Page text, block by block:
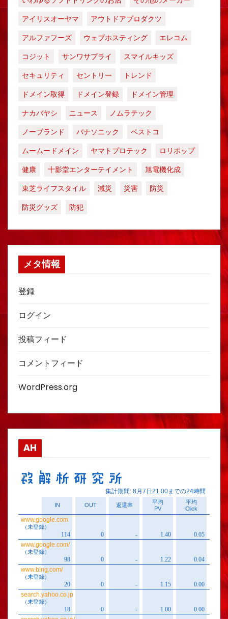
アイリスオーヤマ
アウトドアプロダクツ
アルファフーズ
ウェブホスティング
エレコム
コジット
サンワサプライ
スマイルキッズ
セキュリティ
セントリー
トレンド
ドメイン取得
ドメイン登録
ドメイン管理
ナカバヤシ
ニュース
ノムラテック
ノーブランド
パナソニック
ベストコ
ムームードメイン
ヤマトプロテック
ロリポップ
健康
十影堂エンターテイメント
旭電機化成
東芝ライフスタイル
減災 災害
防災
防災グッズ
防犯
メタ情報
登録
ログイン
投稿フィード
コメントフィード
WordPress.org
AH